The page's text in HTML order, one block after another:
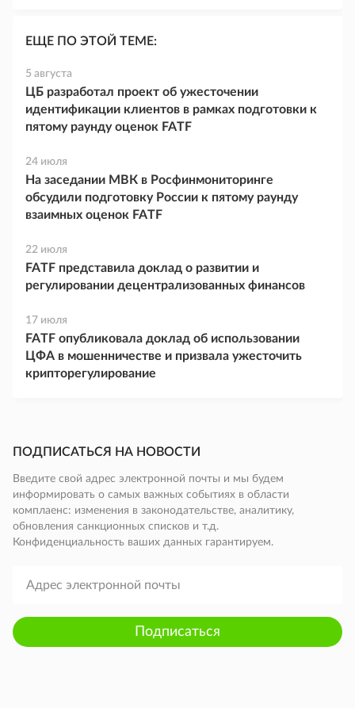
ЕЩЕ ПО ЭТОЙ ТЕМЕ:
5 августа
ЦБ разработал проект об ужесточении
идентификации клиентов в рамках подготовки к
пятому раунду оценок FATF
24 июля
На заседании МВК в Росфинмониторинге
обсудили подготовку России к пятому раунду
взаимных оценок FATF
22 июля
FATF представила доклад о развитии и
регулировании децентрализованных финансов
17 июля
FATF опубликовала доклад об использовании
ЦФА в мошенничестве и призвала ужесточить
крипторегулирование
ПОДПИСАТЬСЯ НА НОВОСТИ
Введите свой адрес электронной почты и мы будем
информировать о самых важных событиях в области
комплаенс: изменения в законодательстве, аналитику,
обновления санкционных списков и т.д.
Конфиденциальность ваших данных гарантируем.
Подписаться